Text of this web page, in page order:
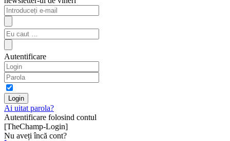
Autentificare
Ai uitat parola?
Autentificare folosind contul
[TheChamp-Login]
Nu aveți încă cont?